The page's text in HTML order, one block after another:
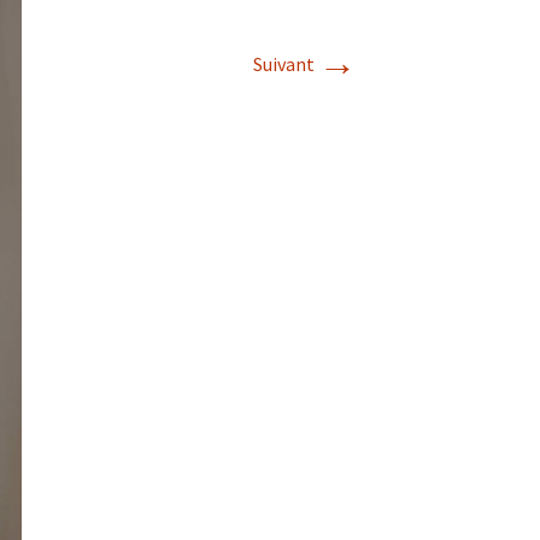
Suivant →